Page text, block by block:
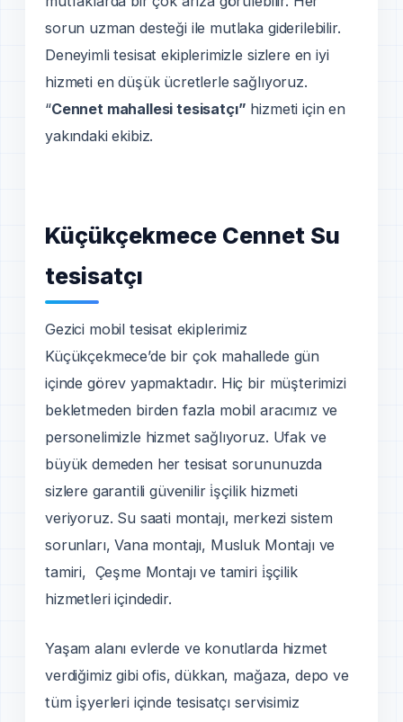
sorun uzman desteği ile mutlaka giderilebilir.
Deneyimli tesisat ekiplerimizle sizlere en iyi
hizmeti en düşük ücretlerle sağlıyoruz.
“Cennet mahallesi tesisatçı” hizmeti için en
yakındaki ekibiz.
Küçükçekmece Cennet Su
tesisatçı
Gezici mobil tesisat ekiplerimiz
Küçükçekmece’de bir çok mahallede gün
içinde görev yapmaktadır. Hiç bir müşterimizi
bekletmeden birden fazla mobil aracımız ve
personelimizle hizmet sağlıyoruz. Ufak ve
büyük demeden her tesisat sorununuzda
sizlere garantili güvenilir i̇şçilik hizmeti
veriyoruz. Su saati montajı, merkezi sistem
sorunları, Vana montajı, Musluk Montajı ve
tamiri, Çeşme Montajı ve tamiri i̇şçilik
hizmetleri içindedir.
Yaşam alanı evlerde ve konutlarda hizmet
verdiğimiz gibi ofis, dükkan, mağaza, depo ve
tüm i̇şyerleri içinde tesisatçı servisimiz